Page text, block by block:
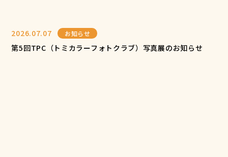
2026.07.07 お知らせ
第5回TPC（トミカラーフォトクラブ）写真展のお知らせ